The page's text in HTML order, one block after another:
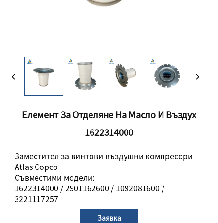
Елемент За Отделяне На Масло И Въздух
1622314000
Заместител за винтови въздушни компресори
Atlas Copco
Съвместими модели:
1622314000 / 2901162600 / 1092081600 /
3221117257
Заявка